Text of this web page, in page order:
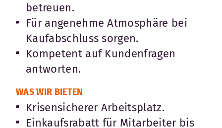
betreuen.
Für angenehme Atmosphäre bei
Kaufabschluss sorgen.
Kompetent auf Kundenfragen
antworten.
WAS WIR BIETEN
Krisensicherer Arbeitsplatz.
Einkaufsrabatt für Mitarbeiter bis